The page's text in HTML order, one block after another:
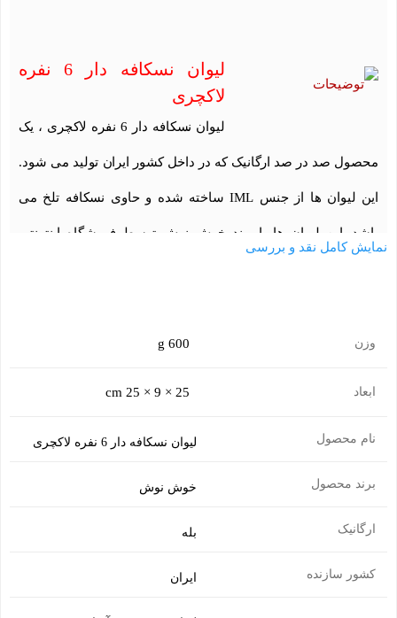
لیوان نسکافه دار 6 نفره
لاکچری
لیوان نسکافه دار 6 نفره لاکچری ، یک
محصول صد در صد ارگانیک که در داخل کشور ایران تولید می شود.
این لیوان ها از جنس IML ساخته شده و حاوی نسکافه تلخ می
باشد. این لیوان ها با برند خوش نوش توسط فروشگاه اینترنتی
نوع بسته بندی و تعداد محصول
نمایش کامل نقد و بررسی
وزن 600 g
ابعاد 25 × 9 × 25 cm
نام محصول لیوان نسکافه دار 6 نفره لاکچری
برند محصول خوش نوش
ارگانیک بله
کشور سازنده ایران